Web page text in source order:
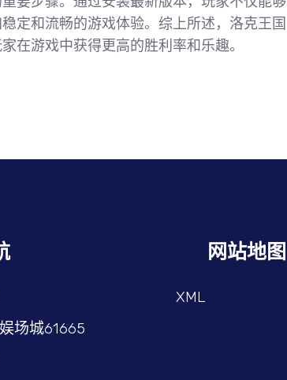
定和流畅的游戏体验。综上所述，洛克王国
在游戏中获得更高的胜利率和乐趣。
场城61665
网站地图
XML